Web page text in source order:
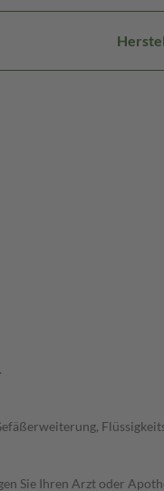
Sie Ihren Arzt oder